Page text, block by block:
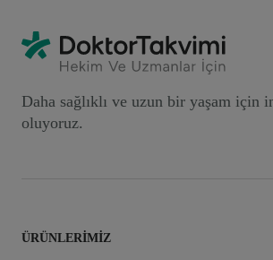
Daha sağlıklı ve uzun bir yaşam için
oluyoruz.
ÜRÜNLERIMIZ